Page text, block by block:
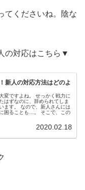
てくださいね。陰な
の対応はこちら▼
新人の対応方法はどのよ
変ですよね。 せっかく戦力に
はずなのに、辞められてしま
ます。 なので、新人さんには
困ることも…。 そこで、この
2020.02.18